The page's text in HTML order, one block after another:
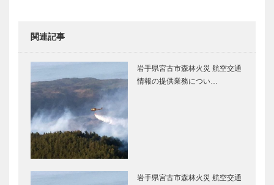
関連記事
岩手県宮古市森林火災 航空交通
情報の提供業務につい…
岩手県宮古市森林火災 航空交通